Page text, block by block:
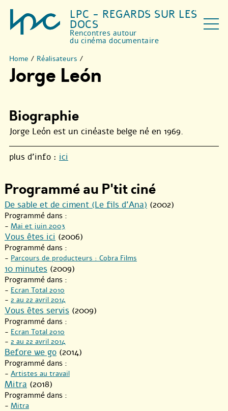
LPC - REGARDS SUR LES
DOCS
Rencontres autour
du cinéma documentaire
Home / Réalisateurs /
Jorge León
Biographie
Jorge León est un cinéaste belge né en 1969.
plus d’info : ici
Programmé au P'tit ciné
De sable et de ciment (Le fils d’Ana) (2002)
Programmé dans :
- Mai et juin 2003
Vous êtes ici (2006)
Programmé dans :
- Parcours de producteurs : Cobra Films
10 minutes (2009)
Programmé dans :
- Ecran Total 2010
- 2 au 22 avril 2014
Vous êtes servis (2009)
Programmé dans :
- Ecran Total 2010
- 2 au 22 avril 2014
Before we go (2014)
Programmé dans :
- Artistes au travail
Mitra (2018)
Programmé dans :
- Mitra